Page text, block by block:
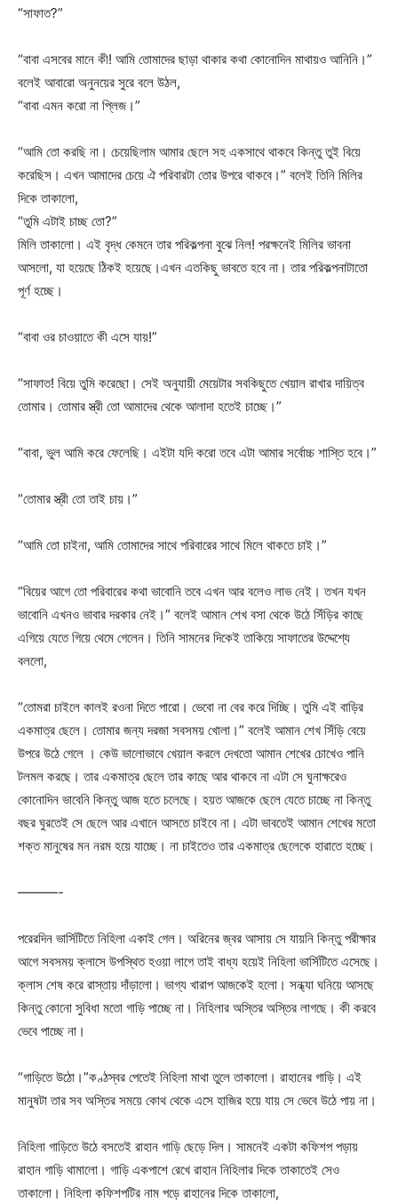
“সাফাত?”
“বাবা এসবের মানে কী! আমি তোমাদের ছাড়া থাকার কথা কোনোদিন মাথায়ও আনিনি।”
বলেই আবারো অনুনয়ের সুরে বলে উঠল,
“বাবা এমন করো না প্লিজ।”
“আমি তো করছি না। চেয়েছিলাম আমার ছেলে সহ একসাথে থাকবে কিন্তু তুই বিয়ে
করেছিস। এখন আমাদের চেয়ে ঐ পরিবারটা তোর উপরে থাকবে।” বলেই তিনি মিলির
দিকে তাকালো,
“তুমি এটাই চাচ্ছ তো?”
মিলি তাকালো। এই বৃদ্ধ কেমনে তার পরিকল্পনা বুঝে নিল! পরক্ষনেই মিলির ভাবনা
আসলো, যা হয়েছে ঠিকই হয়েছে।এখন এতকিছু ভাবতে হবে না। তার পরিকল্পনাটাতো
পূর্ণ হচ্ছে।
“বাবা ওর চাওয়াতে কী এসে যায়!”
“সাফাত! বিয়ে তুমি করেছো। সেই অনুযায়ী মেয়েটার সবকিছুতে খেয়াল রাখার দায়িত্ব
তোমার। তোমার স্ত্রী তো আমাদের থেকে আলাদা হতেই চাচ্ছে।”
“বাবা, ভুল আমি করে ফেলেছি। এইটা যদি করো তবে এটা আমার সর্বোচ্চ শাস্তি হবে।”
“তোমার স্ত্রী তো তাই চায়।”
“আমি তো চাইনা, আমি তোমাদের সাথে পরিবারের সাথে মিলে থাকতে চাই।”
“বিয়ের আগে তো পরিবারের কথা ভাবোনি তবে এখন আর বলেও লাভ নেই। তখন যখন
ভাবোনি এখনও ভাবার দরকার নেই।” বলেই আমান শেখ বসা থেকে উঠে সিঁড়ির কাছে
এগিয়ে যেতে গিয়ে থেমে গেলেন। তিনি সামনের দিকেই তাকিয়ে সাফাতের উদ্দেশ্যে
বললো,
“তোমরা চাইলে কালই রওনা দিতে পারো। ভেবো না বের করে দিচ্ছি। তুমি এই বাড়ির
একমাত্র ছেলে। তোমার জন্য দরজা সবসময় খোলা।” বলেই আমান শেখ সিঁড়ি বেয়ে
উপরে উঠে গেলে । কেউ ভালোভাবে খেয়াল করলে দেখতো আমান শেখের চোখেও পানি
টলমল করছে। তার একমাত্র ছেলে তার কাছে আর থাকবে না এটা সে ঘুনাক্ষরেও
কোনোদিন ভাবেনি কিন্তু আজ হতে চলেছে। হয়ত আজকে ছেলে যেতে চাচ্ছে না কিন্তু
বছর ঘুরতেই সে ছেলে আর এখানে আসতে চাইবে না। এটা ভাবতেই আমান শেখের মতো
শক্ত মানুষের মন নরম হয়ে যাচ্ছে। না চাইতেও তার একমাত্র ছেলেকে হারাতে হচ্ছে।
———-
পরেরদিন ভার্সিটিতে নিহিলা একাই গেল। অরিনের জ্বর আসায় সে যায়নি কিন্তু পরীক্ষার
আগে সবসময় ক্লাসে উপস্থিত হওয়া লাগে তাই বাধ্য হয়েই নিহিলা ভার্সিটিতে এসেছে।
ক্লাস শেষ করে রাস্তায় দাঁড়ালো। ভাগ্য খারাপ আজকেই হলো। সন্ধ্যা ঘনিয়ে আসছে
কিন্তু কোনো সুবিধা মতো গাড়ি পাচ্ছে না। নিহিলার অস্তির অস্তির লাগছে। কী করবে
ভেবে পাচ্ছে না।
“গাড়িতে উঠো।”কণ্ঠস্বর পেতেই নিহিলা মাথা তুলে তাকালো। রাহানের গাড়ি। এই
মানুষটা তার সব অস্তির সময়ে কোথ থেকে এসে হাজির হয়ে যায় সে ভেবে উঠে পায় না।
নিহিলা গাড়িতে উঠে বসতেই রাহান গাড়ি ছেড়ে দিল। সামনেই একটা কফিশপ পড়ায়
রাহান গাড়ি থামালো। গাড়ি একপাশে রেখে রাহান নিহিলার দিকে তাকাতেই সেও
তাকালো। নিহিলা কফিশপটির নাম পড়ে রাহানের দিকে তাকালো,